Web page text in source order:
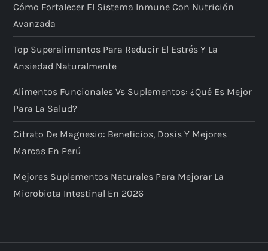
Cómo Fortalecer El Sistema Inmune Con Nutrición
Avanzada
Top Superalimentos Para Reducir El Estrés Y La
Ansiedad Naturalmente
Alimentos Funcionales Vs Suplementos: ¿qué Es Mejor
Para La Salud?
Citrato De Magnesio: Beneficios, Dosis Y Mejores
Marcas En Perú
Mejores Suplementos Naturales Para Mejorar La
Microbiota Intestinal En 2026